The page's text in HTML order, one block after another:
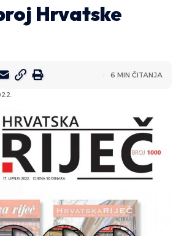
Hrvatske
6 MIN ČITANJA